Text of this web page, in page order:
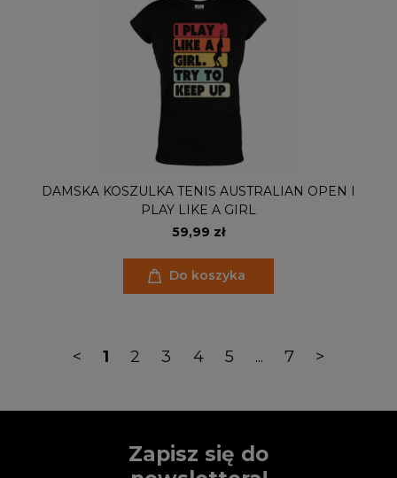
DAMSKA KOSZULKA TENIS AUSTRALIAN OPEN I
PLAY LIKE A GIRL
59,99 zł
Do koszyka
< 1 2 3 4 5 ... 7 >
Zapisz się do